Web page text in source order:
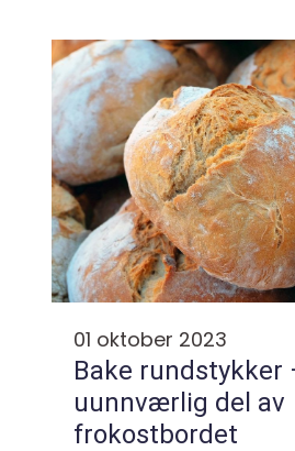
depths of potato bake,
01 oktober 2023
Bake rundstykker
uunnværlig del av
frokostbordet